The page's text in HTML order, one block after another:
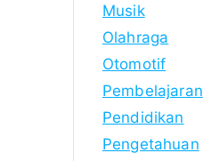
Musik
Olahraga
Otomotif
Pembelajaran
Pendidikan
Pengetahuan